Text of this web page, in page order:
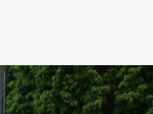
Rendelet
Módosítás